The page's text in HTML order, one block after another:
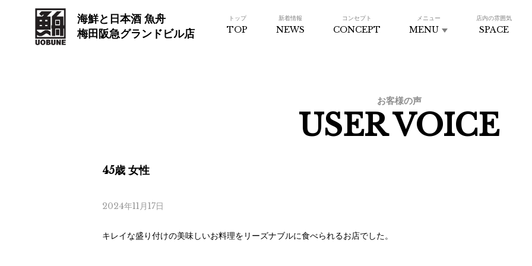
海鮮と日本酒 魚舟
梅田阪急グランドビル店
トップ
TOP
新着情報
NEWS
コンセプト
CONCEPT
メニュー
MENU
店内の雰囲気
SPACE
お客様の声
USER VOICE
45歳 女性
2024年11月17日
キレイな盛り付けの美味しいお料理をリーズナブルに食べられるお店でした。